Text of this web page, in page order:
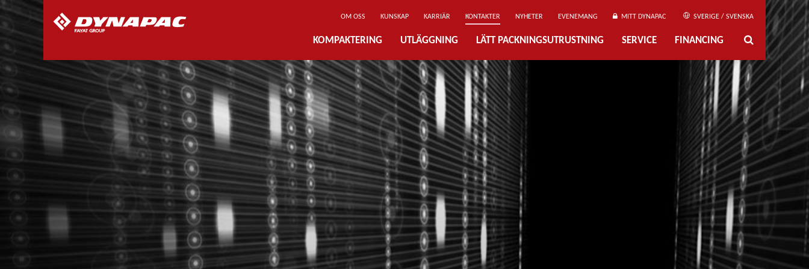
OM OSS KUNSKAP KARRIÄR KONTAKTER NYHETER EVENEMANG MITT DYNAPAC SVERIGE / SVENSKA
KOMPAKTERING UTLÄGGNING LÄTT PACKNINGSUTRUSTNING SERVICE FINANCING